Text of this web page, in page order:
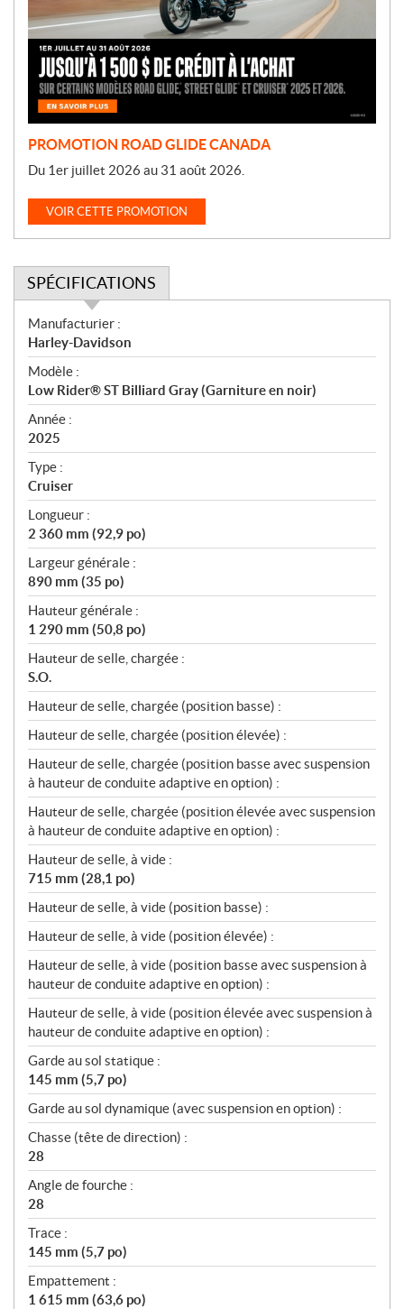
o
t
n
PROMOTION ROAD GLIDE CANADA
Du 1er juillet 2026 au 31 août 2026.
VOIR CETTE PROMOTION
SPÉCIFICATIONS
S
p
é
c
i
f
i
c
a
t
i
o
n
s
Manufacturier :
Harley-Davidson
Modèle :
Low Rider® ST Billiard Gray (Garniture en noir)
Année :
2025
Type :
Cruiser
Longueur :
2 360 mm (92,9 po)
Largeur générale :
890 mm (35 po)
Hauteur générale :
1 290 mm (50,8 po)
Hauteur de selle, chargée :
S.O.
Hauteur de selle, chargée (position basse) :
Hauteur de selle, chargée (position élevée) :
Hauteur de selle, chargée (position basse avec suspension
à hauteur de conduite adaptive en option) :
Hauteur de selle, chargée (position élevée avec suspension
à hauteur de conduite adaptive en option) :
Hauteur de selle, à vide :
715 mm (28,1 po)
Hauteur de selle, à vide (position basse) :
Hauteur de selle, à vide (position élevée) :
Hauteur de selle, à vide (position basse avec suspension à
hauteur de conduite adaptive en option) :
Hauteur de selle, à vide (position élevée avec suspension à
hauteur de conduite adaptive en option) :
Garde au sol statique :
145 mm (5,7 po)
Garde au sol dynamique (avec suspension en option) :
Chasse (tête de direction) :
28
Angle de fourche :
28
Trace :
145 mm (5,7 po)
Empattement :
1 615 mm (63,6 po)